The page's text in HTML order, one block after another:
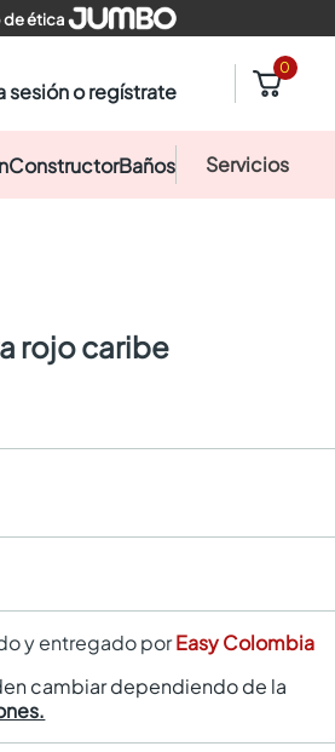
ética
sesión o regístrate
0
ConstructorBaños Servicios
rojo caribe
y entregado porEasy Colombia
cambiar dependiendo de la